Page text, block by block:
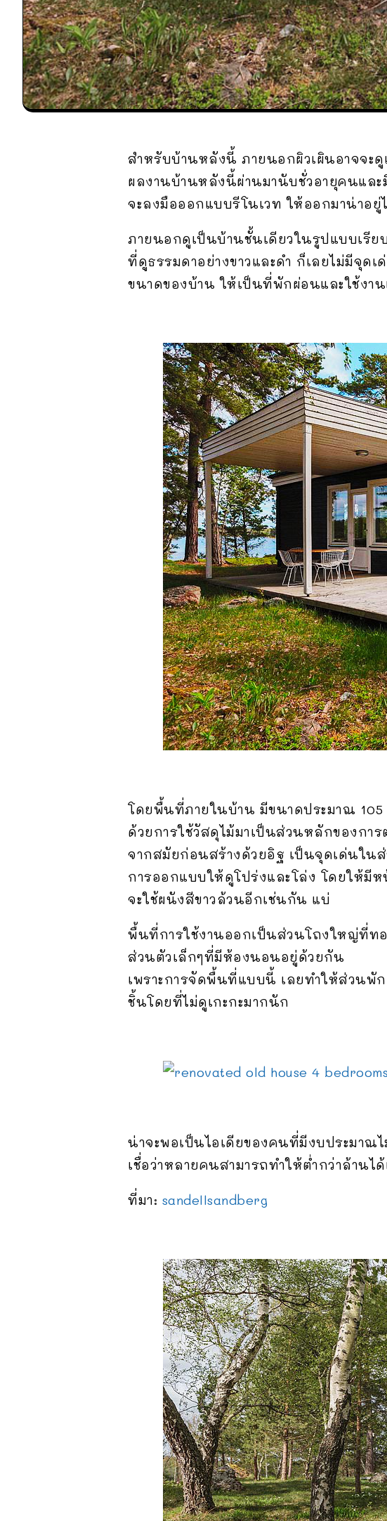
สำหรับบ้านหลังนี้ ภายนอกผิวเผินอาจจะ
ผลงานบ้านหลังนี้ผ่านมานับชั่วอายุคนและ
จะลงมือออกแบบรีโนเวท ให้ออกมาน่าอ
ภายนอกดูเป็นบ้านชั้นเดียวในรูปแบบเรี
ที่ดูธรรมดาอย่างขาวและดำ ก็เลยไม่มีจุ
ขนาดของบ้าน ให้เป็นที่พักผ่อนและใช้งา
โดยพื้นที่ภายในบ้าน มีขนาดประมาณ
ด้วยการใช้วัสดุไม้มาเป็นส่วนหลักของกา
จากสมัยก่อนสร้างด้วยอิฐ เป็นจุดเด่นใน
การออกแบบให้ดูโปร่งและโล่ง โดยให้มี
จะใช้ผนังสีขาวล้วนอีกเช่นกัน แบ่
พื้นที่การใช้งานออกเป็นส่วนโถงใหญ่ที่ท
ส่วนตัวเล็กๆที่มีห้องนอนอยู่ด้วยกัน
เพราะการจัดพื้นที่แบบนี้ เลยทำให้ส่วนพั
ชิ้นโดยที่ไม่ดูเกะกะมากนัก
น่าจะพอเป็นไอเดียของคนที่มีงบประมาณ
เชื่อว่าหลายคนสามารถทำให้ต่ำกว่าล้านไ
ที่มา: sandellsandberg